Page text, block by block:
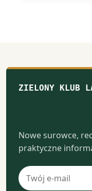
ZIELONY KLUB
Nowe surowce,
praktyczne
Adres
e-